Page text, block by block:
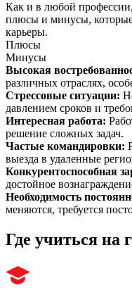
Как и в любой профессии,
плюсы и минусы,
карьеры.
Плюсы
Минусы
Высокая
различных отраслях,
Стрессовые ситуации:
давлением сроков и
Интересная работа:
решение сложных задач.
Частые командировки:
выезда в удаленные
Конкурентоспособная
достойное
Необходимость
меняются, требуется
Где учиться на